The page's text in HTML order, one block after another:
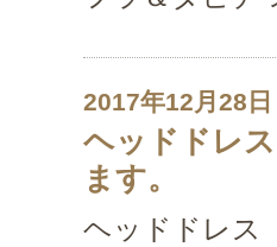
2017年12月28日
ヘッドドレ
ます。
ヘッドドレス